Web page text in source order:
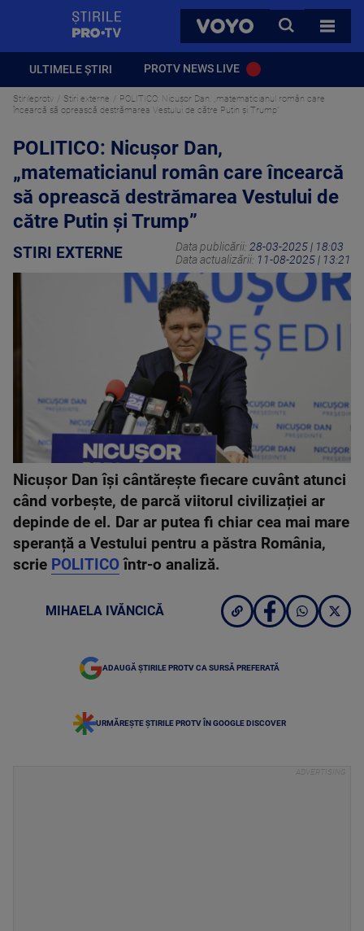
VOYO
CAUTA
TOATE
ULTIMELE ȘTIRI PROTV NEWS LIVE
Stirileprotv Stiri externe
POLITICO: Nicușor Dan, „matematicianul român care
încearcă să oprească destrămarea Vestului de către Putin și Trump”
POLITICO: Nicușor Dan,
„matematicianul român care încearcă
să oprească destrămarea Vestului de
către Putin și Trump”
STIRI EXTERNE Data publicării: 28-03-2025 | 18:03
Data actualizării: 11-08-2025 | 13:21
Nicușor Dan își cântărește fiecare cuvânt atunci
când vorbește, de parcă viitorul civilizației ar
depinde de el. Dar ar putea fi chiar cea mai mare
speranță a Vestului pentru a păstra România,
scrie POLITICOîntr-o analiză.
MIHAELA IVĂNCICĂ
ADAUGĂ ȘTIRILE PROTV CA SURSĂ PREFERATĂ
URMĂREȘTE ȘTIRILE PROTV ÎN GOOGLE DISCOVER